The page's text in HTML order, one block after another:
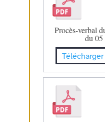
Procès-verbal
du 05